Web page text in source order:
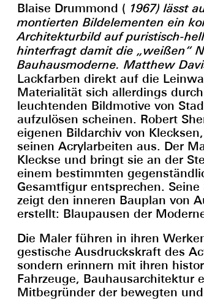
Blaise Drummond ( 1967) lässt
montierten Bildelementen ein
Architekturbild auf puristisch-
hinterfragt damit die „weißen“
Bauhausmoderne. Matthew
Lackfarben direkt auf die
Materialität sich allerdings
leuchtenden Bildmotive von
aufzulösen scheinen. Robert
eigenen Bildarchiv von
seinen Acrylarbeiten aus. Der
Kleckse und bringt sie an der
einem bestimmten
Gesamtfigur entsprechen. Seine
zeigt den inneren Bauplan von
erstellt: Blaupausen der
Die Maler führen in ihren
gestische Ausdruckskraft des
sondern erinnern mit ihren
Fahrzeuge, Bauhausarchitektur
Mitbegründer der bewegten